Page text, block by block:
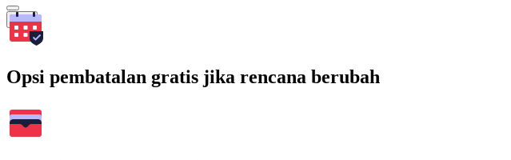
Cari
Opsi pembatalan gratis jika rencana berubah